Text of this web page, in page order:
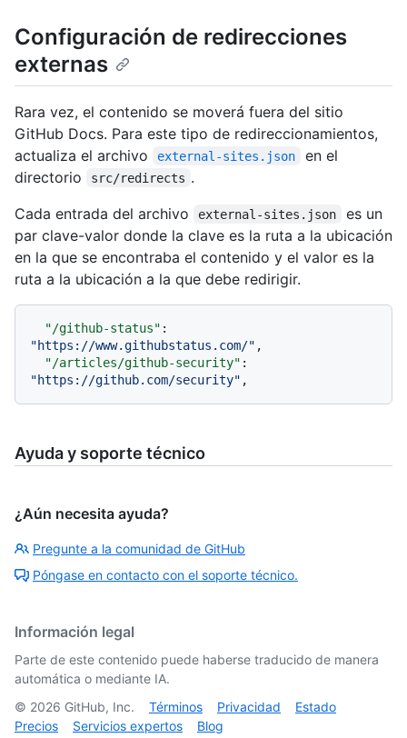
Configuración de redirecciones
externas
Rara vez, el contenido se moverá fuera del sitio
GitHub Docs. Para este tipo de redireccionamientos,
actualiza el archivo
external-sites.json
en el
directorio
src/redirects .
Cada entrada del archivo
external-sites.json
es un
par clave-valor donde la clave es la ruta a la ubicación
en la que se encontraba el contenido y el valor es la
ruta a la ubicación a la que debe redirigir.
"/github-status" :
"https://www.githubstatus.com/" ,
"/articles/github-security" :
"https://github.com/security" ,
Ayuda y soporte técnico
¿Aún necesita ayuda?
Pregunte a la comunidad de GitHub
Póngase en contacto con el soporte técnico.
Información legal
Parte de este contenido puede haberse traducido de manera
automática o mediante IA.
© 2026 GitHub, Inc. Términos Privacidad
Estado
Precios
Servicios expertos Blog